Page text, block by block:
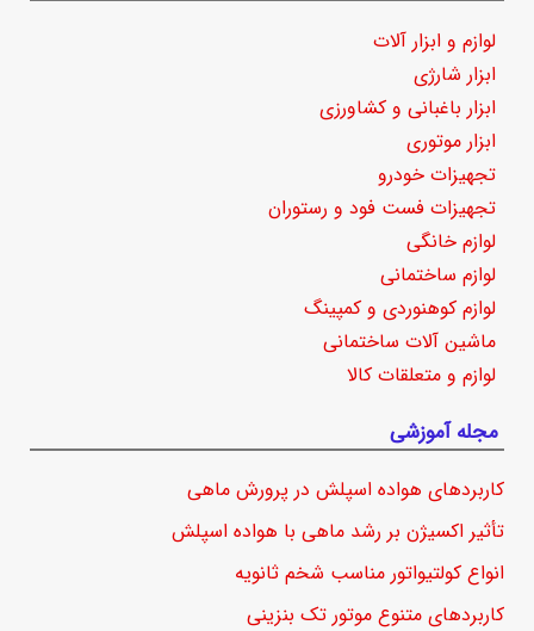
لوازم و ابزار آلات
ابزار شارژی
ابزار باغبانی و کشاورزی
ابزار موتوری
تجهیزات خودرو
تجهیزات فست فود و رستوران
لوازم خانگی
لوازم ساختمانی
لوازم کوهنوردی و کمپینگ
ماشین آلات ساختمانی
لوازم و متعلقات کالا
مجله آموزشی
کاربردهای هواده اسپلش در پرورش ماهی
تأثیر اکسیژن بر رشد ماهی با هواده اسپلش
انواع کولتیواتور مناسب شخم ثانویه
کاربردهای متنوع موتور تک بنزینی